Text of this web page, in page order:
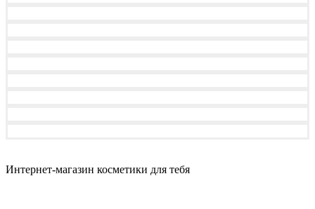
Интернет-магазин косметики для тебя